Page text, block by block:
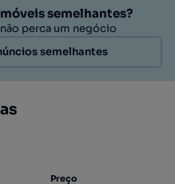
semelhantes?
perca um negócio
semelhantes
Preço